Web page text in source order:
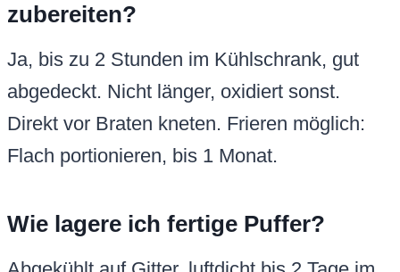
zubereiten?
Ja, bis zu 2 Stunden im Kühlschrank, gut
abgedeckt. Nicht länger, oxidiert sonst.
Direkt vor Braten kneten. Frieren möglich:
Flach portionieren, bis 1 Monat.
Wie lagere ich fertige Puffer?